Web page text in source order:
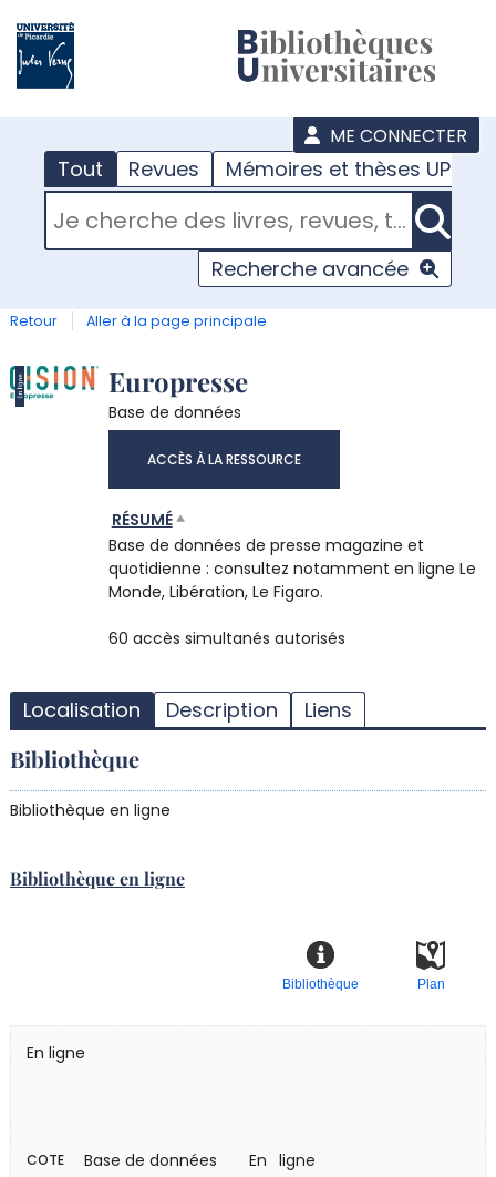
ME CONNECTER
Tout Revues Mémoires et thèses UPJV
RECHERCHER DANS "TOUT"
Recherche avancée
Retour Aller à la page principale
Détail
document
Europresse
Base de données
ACCÈS À LA RESSOURCE
RÉSUMÉ
Base de données de presse magazine et
quotidienne : consultez notamment en ligne Le
Monde, Libération, Le Figaro.
60 accès simultanés autorisés
Localisation Description Liens
Bibliothèque
Bibliothèque en ligne
Bibliothèque en ligne
Plan
Bibliothèque
En ligne
COTE Base de données En ligne